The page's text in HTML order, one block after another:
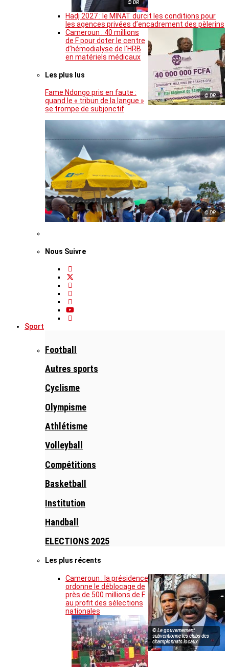
© DR
Hadj 2027 : le MINAT durcit les conditions pour
les agences privées d’encadrement des pèlerins
© DR
Cameroun : 40 millions
de F pour doter le centre
d’hémodialyse de l’HRB
en matériels médicaux
Les plus lus
Fame Ndongo pris en faute :
quand le « tribun de la langue »
se trompe de subjonctif
© DR
Nous Suivre
Sport
Football
Autres sports
Cyclisme
Olympisme
Athlétisme
Volleyball
Compétitions
Basketball
Institution
Handball
ELECTIONS 2025
Les plus récents
© Le gouvernement
subventionne les clubs des
championnats locaux
Cameroun : la présidence
ordonne le déblocage de
près de 500 millions de F
au profit des sélections
nationales